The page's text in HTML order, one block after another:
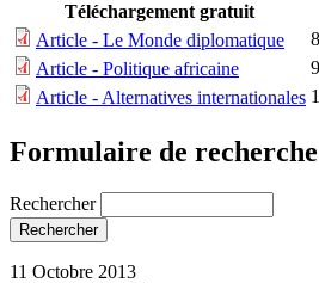
Téléchargement gratuit
Article - Le Monde diplomatique
Article - Politique africaine
Article - Alternatives internationales
Formulaire de recherche
Rechercher
11 Octobre 2013